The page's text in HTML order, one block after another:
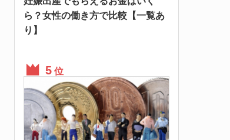
ら？女性の働き方で比較【一覧あ
り】
位